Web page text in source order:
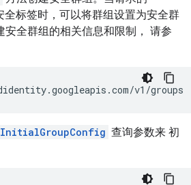
全标签时，可以将群组设置为安全群
安全群组的相关信息和限制， 请参
InitialGroupConfig 查询参数来 初